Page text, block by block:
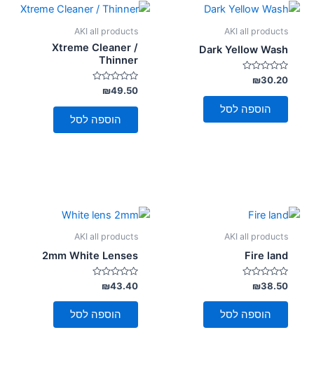
AKI all products
Dark Yellow Wash
דורג
0
מתוך
₪30.20
הוספה לסל
AKI all products
Xtreme Cleaner /
Thinner
דורג
0
מתוך
₪49.50
הוספה לסל
AKI all products
Fire land
דורג
0
מתוך
₪38.50
הוספה לסל
AKI all products
2mm White Lenses
דורג
0
מתוך
₪43.40
הוספה לסל